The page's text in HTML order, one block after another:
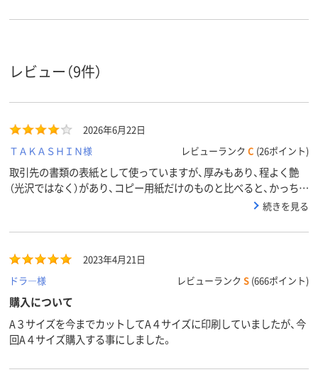
レビュー（9件）
2026年6月22日
ＴＡＫＡＳＨＩＮ様
レビューランク C (26ポイント)
取引先の書類の表紙として使っていますが、厚みもあり、程よく艶
（光沢ではなく）があり、コピー用紙だけのものと比べると、かっちり
した感じになります。ただ、お値段が随分と上がりましたね。これ一
うに祈ります。
続きを見る
2023年4月21日
ドラ―様
レビューランク S (666ポイント)
購入について
A３サイズを今までカットしてA４サイズに印刷していましたが、今
回A４サイズ購入する事にしました。